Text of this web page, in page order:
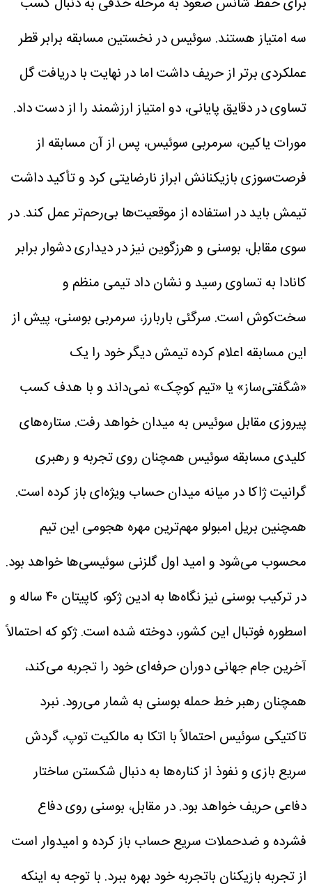
سه امتیاز هستند. سوئیس در نخستین مسابقه برابر قطر
عملکردی برتر از حریف داشت اما در نهایت با دریافت گل
تساوی در دقایق پایانی، دو امتیاز ارزشمند را از دست داد.
مورات یاکین، سرمربی سوئیس، پس از آن مسابقه از
فرصت‌سوزی بازیکنانش ابراز نارضایتی کرد و تأکید داشت
تیمش باید در استفاده از موقعیت‌ها بی‌رحم‌تر عمل کند.در
سوی مقابل، بوسنی و هرزگوین نیز در دیداری دشوار برابر
کانادا به تساوی رسید و نشان داد تیمی منظم و
سخت‌کوش است. سرگئی باربارز، سرمربی بوسنی، پیش از
این مسابقه اعلام کرده تیمش دیگر خود را یک
«شگفتی‌ساز» یا «تیم کوچک» نمی‌داند و با هدف کسب
پیروزی مقابل سوئیس به میدان خواهد رفت. ستاره‌های
کلیدی مسابقه سوئیس همچنان روی تجربه و رهبری
گرانیت ژاکا در میانه میدان حساب ویژه‌ای باز کرده است.
همچنین بریل امبولو مهم‌ترین مهره هجومی این تیم
محسوب می‌شود و امید اول گلزنی سوئیسی‌ها خواهد بود.
در ترکیب بوسنی نیز نگاه‌ها به ادین ژکو، کاپیتان ۴۰ ساله و
اسطوره فوتبال این کشور، دوخته شده است. ژکو که احتمالاً
آخرین جام جهانی دوران حرفه‌ای خود را تجربه می‌کند،
همچنان رهبر خط حمله بوسنی به شمار می‌رود. نبرد
تاکتیکی سوئیس احتمالاً با اتکا به مالکیت توپ، گردش
سریع بازی و نفوذ از کناره‌ها به دنبال شکستن ساختار
دفاعی حریف خواهد بود. در مقابل، بوسنی روی دفاع
فشرده و ضدحملات سریع حساب باز کرده و امیدوار است
از تجربه بازیکنان باتجربه خود بهره ببرد. با توجه به اینکه